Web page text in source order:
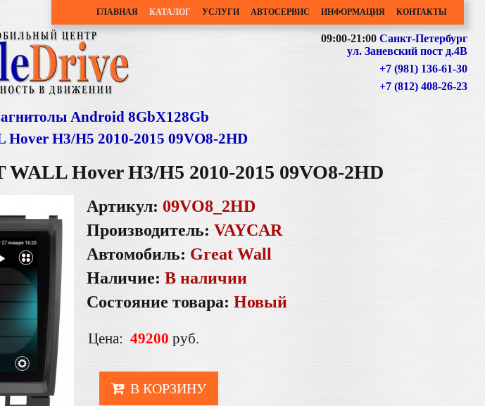
ГЛАВНАЯ КАТАЛОГ УСЛУГИ АВТОСЕРВИС ИНФОРМАЦИЯ КОНТАКТЫ
09:00-21:00 Санкт-Петербург
ул. Заневский пост д.4В
+7 (981) 136-61-30
+7 (812) 408-26-23
Android 8GbХ128Gb
H3/H5 2010-2015 09VO8-2HD
Hover H3/H5 2010-2015 09VO8-2HD
Артикул: 09VO8_2HD
Производитель:VAYCAR
Автомобиль: Great Wall
Наличие:В наличии
Состояние товара:Новый
Цена:49200 руб.
В КОРЗИНУ